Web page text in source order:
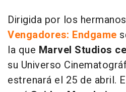
Dirigida por los
Vengadores: Endgame
la que Marvel Studios
su Universo
estrenará el 25 de abril.